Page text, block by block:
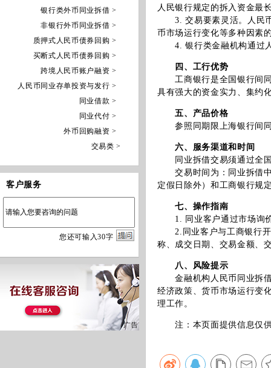
银行类外币同业拆借 >
非银行外币同业拆借 >
质押式人民币债券回购 >
买断式人民币债券回购 >
跨境人民币账户融资 >
人民币同业存单投资与发行 >
同业借款 >
同业代付 >
外币回购融资 >
交易类 >
客户服务
您还可输入30字
人民银行规定的拆入资金最
3. 交易要素灵活。人民币
币市场运行变化等多种因素
4. 银行类金融机构通过人
四、工行优势
工商银行是全国银行间同
具有强大的资金实力、集约
五、产品价格
参照同期限上海银行间同
六、服务渠道和时间
同业拆借交易须通过全国
交易时间为：同业拆借中
定假日除外）和工商银行规
七、操作指南
1. 同业客户通过市场询价
2.同业客户与工商银行开
称、成交日期、交易金额、
八、风险提示
金融机构人民币同业拆借
经济政策、货币市场运行变
理工作。
注：本页面提供信息仅供